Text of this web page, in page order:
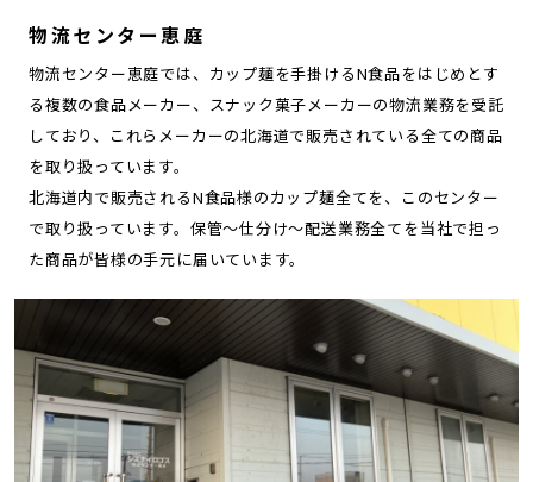
物流センター恵庭
物流センター恵庭では、カップ麺を手掛けるN食品をはじめとす
る複数の食品メーカー、スナック菓子メーカーの物流業務を受託
しており、これらメーカーの北海道で販売されている全ての商品
を取り扱っています。
北海道内で販売されるN食品様のカップ麺全てを、このセンター
で取り扱っています。保管～仕分け～配送業務全てを当社で担っ
た商品が皆様の手元に届いています。